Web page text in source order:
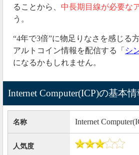
ることから、 中長期目線が必要な
う。
“4年で3倍”に物足りなさを感じる
アルトコイン情報を配信する「 シ
になるかもしれません。
Internet Computer(ICP)の基本情
名称 Internet
人気度